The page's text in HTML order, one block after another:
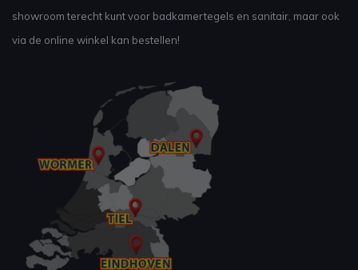
showroom terecht kunt voor badkamertegels en sanitair, maar ook
via de online winkel kan bestellen!